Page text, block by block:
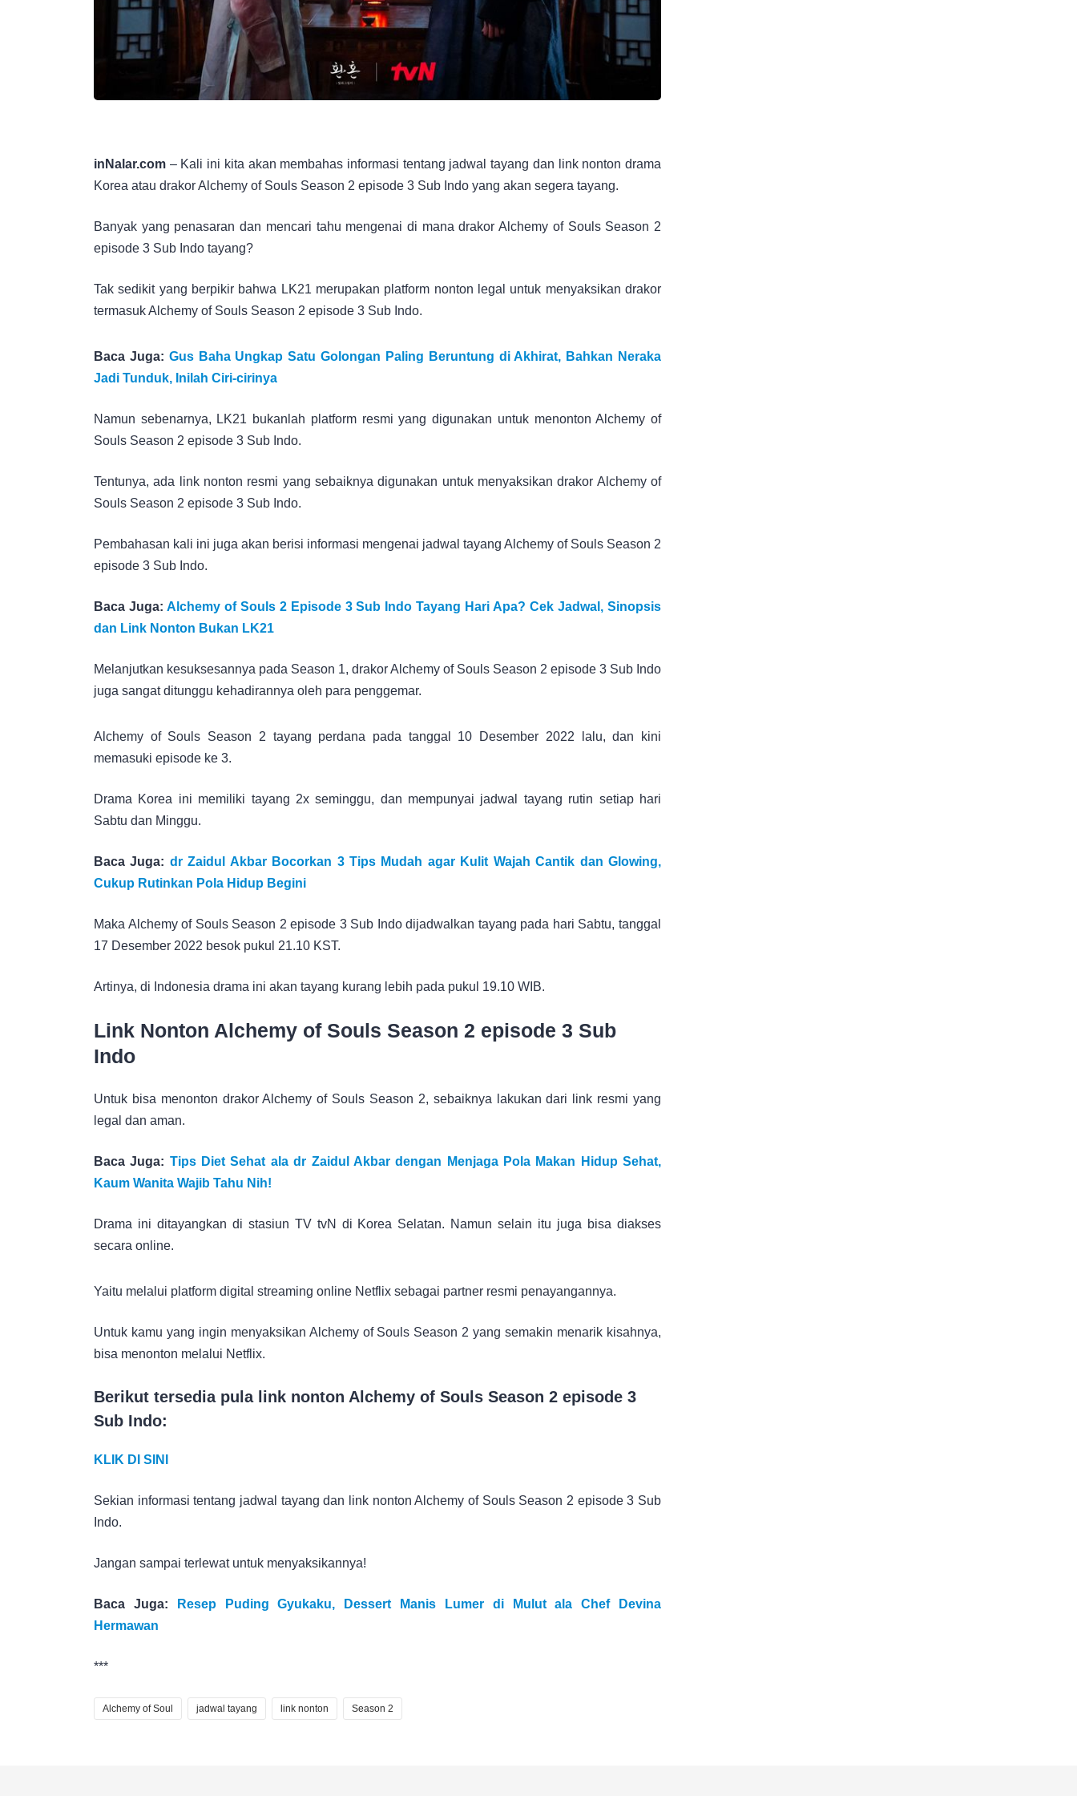
inNalar.com – Kali ini kita akan membahas informasi tentang jadwal tayang dan link nonton drama
Korea atau drakor Alchemy of Souls Season 2 episode 3 Sub Indo yang akan segera tayang.
Banyak yang penasaran dan mencari tahu mengenai di mana drakor Alchemy of Souls Season 2
episode 3 Sub Indo tayang?
Tak sedikit yang berpikir bahwa LK21 merupakan platform nonton legal untuk menyaksikan drakor
termasuk Alchemy of Souls Season 2 episode 3 Sub Indo.
Baca Juga: Gus Baha Ungkap Satu Golongan Paling Beruntung di Akhirat, Bahkan Neraka
Jadi Tunduk, Inilah Ciri-cirinya
Namun sebenarnya, LK21 bukanlah platform resmi yang digunakan untuk menonton Alchemy of
Souls Season 2 episode 3 Sub Indo.
Tentunya, ada link nonton resmi yang sebaiknya digunakan untuk menyaksikan drakor Alchemy of
Souls Season 2 episode 3 Sub Indo.
Pembahasan kali ini juga akan berisi informasi mengenai jadwal tayang Alchemy of Souls Season 2
episode 3 Sub Indo.
Baca Juga: Alchemy of Souls 2 Episode 3 Sub Indo Tayang Hari Apa? Cek Jadwal, Sinopsis
dan Link Nonton Bukan LK21
Melanjutkan kesuksesannya pada Season 1, drakor Alchemy of Souls Season 2 episode 3 Sub Indo
juga sangat ditunggu kehadirannya oleh para penggemar.
Alchemy of Souls Season 2 tayang perdana pada tanggal 10 Desember 2022 lalu, dan kini
memasuki episode ke 3.
Drama Korea ini memiliki tayang 2x seminggu, dan mempunyai jadwal tayang rutin setiap hari
Sabtu dan Minggu.
Baca Juga: dr Zaidul Akbar Bocorkan 3 Tips Mudah agar Kulit Wajah Cantik dan Glowing,
Cukup Rutinkan Pola Hidup Begini
Maka Alchemy of Souls Season 2 episode 3 Sub Indo dijadwalkan tayang pada hari Sabtu, tanggal
17 Desember 2022 besok pukul 21.10 KST.
Artinya, di Indonesia drama ini akan tayang kurang lebih pada pukul 19.10 WIB.
Link Nonton Alchemy of Souls Season 2 episode 3 Sub
Indo
Untuk bisa menonton drakor Alchemy of Souls Season 2, sebaiknya lakukan dari link resmi yang
legal dan aman.
Baca Juga: Tips Diet Sehat ala dr Zaidul Akbar dengan Menjaga Pola Makan Hidup Sehat,
Kaum Wanita Wajib Tahu Nih!
Drama ini ditayangkan di stasiun TV tvN di Korea Selatan. Namun selain itu juga bisa diakses
secara online.
Yaitu melalui platform digital streaming online Netflix sebagai partner resmi penayangannya.
Untuk kamu yang ingin menyaksikan Alchemy of Souls Season 2 yang semakin menarik kisahnya,
bisa menonton melalui Netflix.
Berikut tersedia pula link nonton Alchemy of Souls Season 2 episode 3
Sub Indo:
KLIK DI SINI
Sekian informasi tentang jadwal tayang dan link nonton Alchemy of Souls Season 2 episode 3 Sub
Indo.
Jangan sampai terlewat untuk menyaksikannya!
Baca Juga:
Resep Puding Gyukaku, Dessert Manis Lumer di Mulut ala Chef Devina
Hermawan
***
Alchemy of Soul jadwal tayang link nonton Season 2